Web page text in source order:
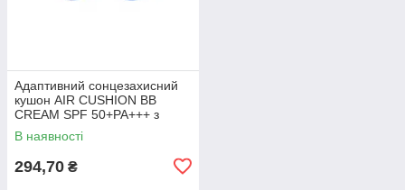
Адаптивний сонцезахисний
кушон AIR CUSHION BB
CREAM SPF 50+PA+++ з
ніацинамідом та пантенолом
15 грам (Змінний блок)
В наявності
294,70 ₴